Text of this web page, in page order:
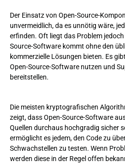
Der Einsatz von Open-Source-
unvermeidlich, da es unnötig wäre,
erfinden. Oft liegt das Problem
Source-Software kommt ohne den
kommerzielle Lösungen bieten. Es
Open-Source-Software nutzen und
bereitstellen.
Die meisten kryptografischen
zeigt, dass Open-Source-Software
Quellen durchaus hochgradig sicher
ermöglicht es jedem, den Code zu
Schwachstellen zu testen. Wenn
werden diese in der Regel offen